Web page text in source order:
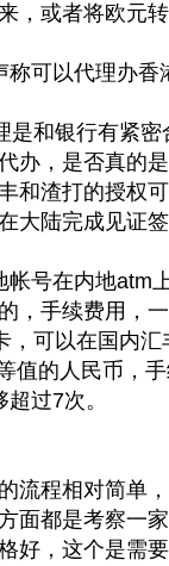
，或者将欧元
称可以代理办
是和银行有紧
办，是否真的是
和渣打的授权
大陆完成见证
帐号在内地atm
，手续费用，
，可以在国内
值的人民币，
过7次。
流程相对简单
面都是考察一
好，这个是需